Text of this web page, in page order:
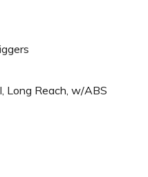
Long Reach, w/ABS